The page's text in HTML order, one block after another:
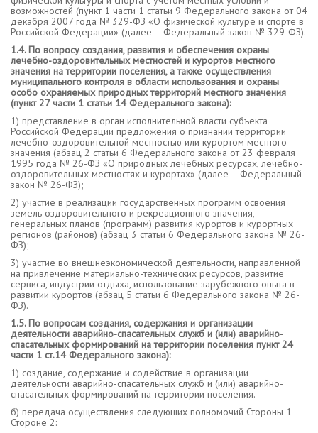
возможностей (пункт 1 части 1 статьи 9 Федерального закона от 04
декабря 2007 года № 329-ФЗ «О физической культуре и спорте в
Российской Федерации» (далее – Федеральный закон № 329-ФЗ).
1.4. По вопросу создания, развития и обеспечения охраны
лечебно-оздоровительных местностей и курортов местного
значения на территории поселения, а также осуществления
муниципального контроля в области использования и охраны
особо охраняемых природных территорий местного значения
(пункт 27 части 1 статьи 14 Федерального закона):
1) представление в орган исполнительной власти субъекта
Российской Федерации предложения о признании территории
лечебно-оздоровительной местностью или курортом местного
значения (абзац 2 статьи 6 Федерального закона от 23 февраля
1995 года № 26-ФЗ «О природных лечебных ресурсах, лечебно-
оздоровительных местностях и курортах» (далее – Федеральный
закон № 26-ФЗ);
2) участие в реализации государственных программ освоения
земель оздоровительного и рекреационного значения,
генеральных планов (программ) развития курортов и курортных
регионов (районов) (абзац 3 статьи 6 Федерального закона № 26-
ФЗ);
3) участие во внешнеэкономической деятельности, направленной
на привлечение материально-технических ресурсов, развитие
сервиса, индустрии отдыха, использование зарубежного опыта в
развитии курортов (абзац 5 статьи 6 Федерального закона № 26-
ФЗ).
1.5. По вопросам создания, содержания и организации
деятельности аварийно-спасательных служб и (или) аварийно-
спасательных формирований на территории поселения пункт 24
части 1 ст.14 Федерального закона):
1) создание, содержание и содействие в организации
деятельности аварийно-спасательных служб и (или) аварийно-
спасательных формирований на территории поселения.
б) передача осуществления следующих полномочий Стороны 1
Стороне 2: